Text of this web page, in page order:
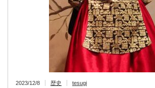
2023/12/8 歴史 tesugi